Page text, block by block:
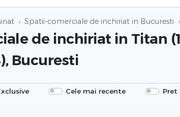
×Inchide
Spatii-comerciale de inchiriat in Bucuresti
de inchiriat in Titan (1
Bucuresti
Cele mai recente
Pret